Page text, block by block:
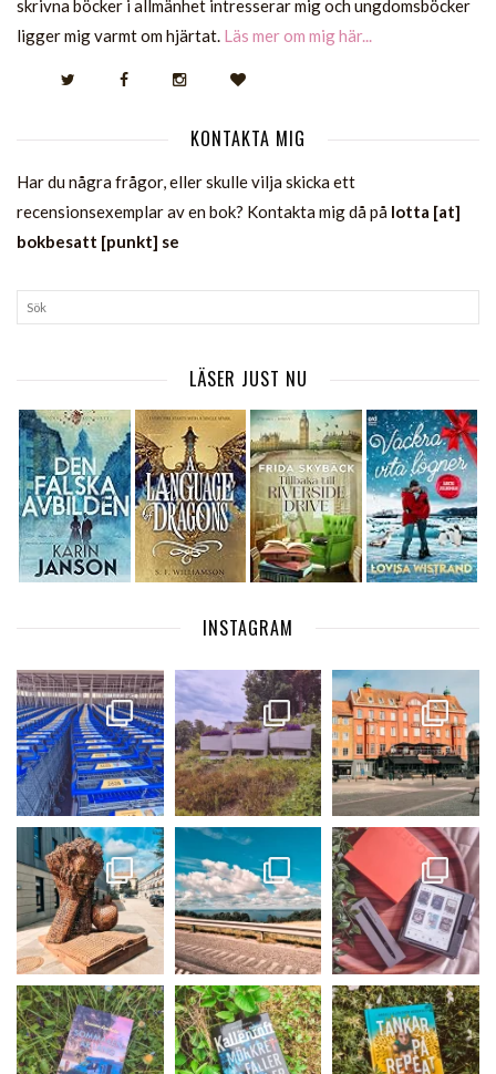
skrivna böcker i allmänhet intresserar mig och ungdomsböcker
ligger mig varmt om hjärtat. Läs mer om mig här...
KONTAKTA MIG
Har du några frågor, eller skulle vilja skicka ett
recensionsexemplar av en bok? Kontakta mig då på lotta [at]
bokbesatt [punkt] se
LÄSER JUST NU
INSTAGRAM